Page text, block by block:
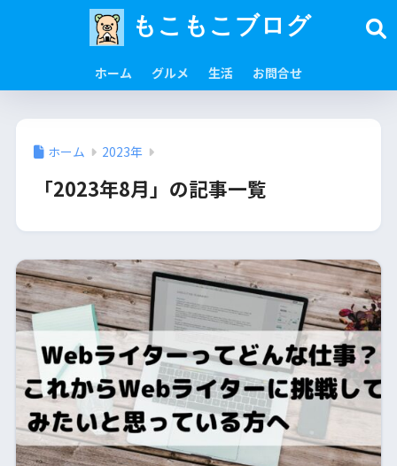
もこもこブログ
ホーム グルメ 生活 お問合せ
ホーム 2023年
「2023年8月」の記事一覧